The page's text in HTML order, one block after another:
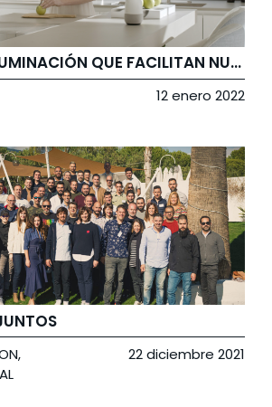
DISEÑOS DE ILUMINACIÓN QUE FACILITAN NUESTRA VIDA
12 enero 2022
,
22 diciembre 2021